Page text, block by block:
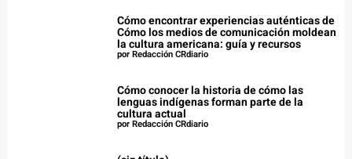
Cómo encontrar experiencias auténticas de
Cómo los medios de comunicación moldean
la cultura americana: guía y recursos
por Redacción CRdiario
Cómo conocer la historia de cómo las
lenguas indígenas forman parte de la
cultura actual
por Redacción CRdiario